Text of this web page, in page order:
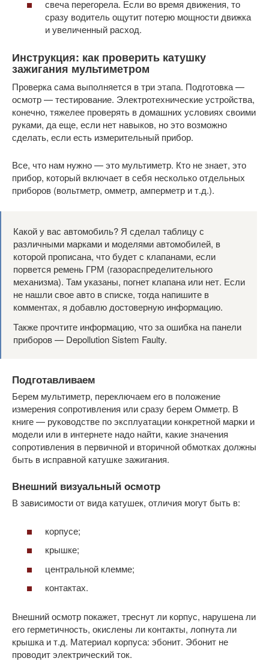
свеча перегорела. Если во время движения, то
сразу водитель ощутит потерю мощности движка
и увеличенный расход.
Инструкция: как проверить катушку
зажигания мультиметром
Проверка сама выполняется в три этапа. Подготовка —
осмотр — тестирование. Электротехнические устройства,
конечно, тяжелее проверять в домашних условиях своими
руками, да еще, если нет навыков, но это возможно
сделать, если есть измерительный прибор.
Все, что нам нужно — это мультиметр. Кто не знает, это
прибор, который включает в себя несколько отдельных
приборов (вольтметр, омметр, амперметр и т.д.).
Какой у вас автомобиль? Я сделал таблицу с
различными марками и моделями автомобилей, в
которой прописана, что будет с клапанами, если
порвется ремень ГРМ (газораспределительного
механизма). Там указаны, погнет клапана или нет. Если
не нашли свое авто в списке, тогда напишите в
комментах, я добавлю достоверную информацию.
Также прочтите информацию, что за ошибка на панели
приборов — Depollution Sistem Faulty.
Подготавливаем
Берем мультиметр, переключаем его в положение
измерения сопротивления или сразу берем Омметр. В
книге — руководстве по эксплуатации конкретной марки и
модели или в интернете надо найти, какие значения
сопротивления в первичной и вторичной обмотках должны
быть в исправной катушке зажигания.
Внешний визуальный осмотр
В зависимости от вида катушек, отличия могут быть в:
корпусе;
крышке;
центральной клемме;
контактах.
Внешний осмотр покажет, треснут ли корпус, нарушена ли
его герметичность, окислены ли контакты, лопнута ли
крышка и т.д. Материал корпуса: эбонит. Эбонит не
проводит электрический ток.